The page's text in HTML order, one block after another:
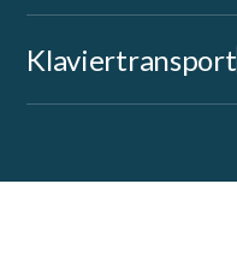
Klaviertransport